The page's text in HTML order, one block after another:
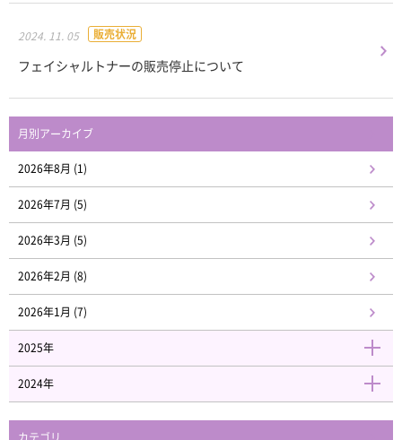
2024. 11. 05 販売状況
フェイシャルトナーの販売停止について
月別アーカイブ
2026年8月 (1)
2026年7月 (5)
2026年3月 (5)
2026年2月 (8)
2026年1月 (7)
2025年
2024年